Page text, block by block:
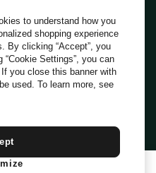
Cookie
Codice Etico
DPO: dpo@everli.com
to understand how you
shopping experience
By clicking “Accept”, you
Settings”, you can
you close this banner with
used. To learn more, see